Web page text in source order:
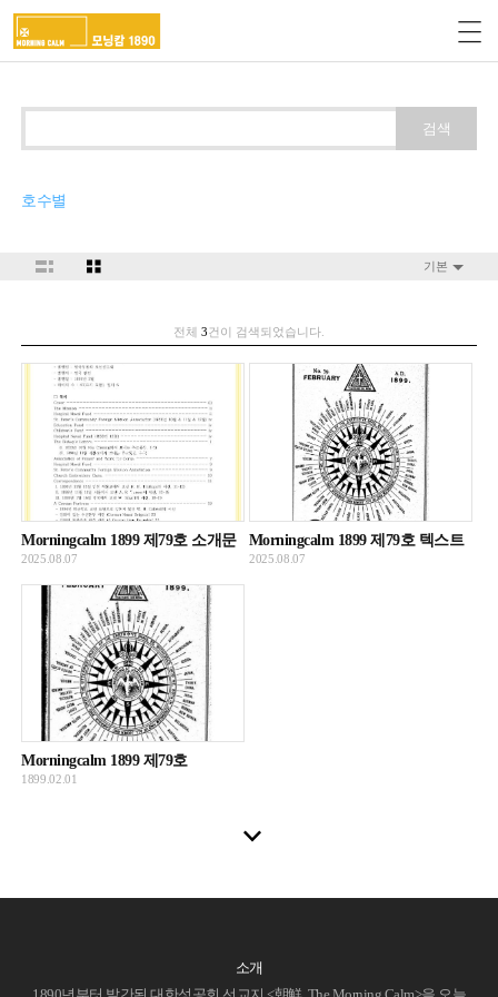
검색
호수별
기본
전체 3건이 검색되었습니다.
Morningcalm 1899 제79호 소개문
2025.08.07
Morningcalm 1899 제79호 텍스트
2025.08.07
Morningcalm 1899 제79호
1899.02.01
소개